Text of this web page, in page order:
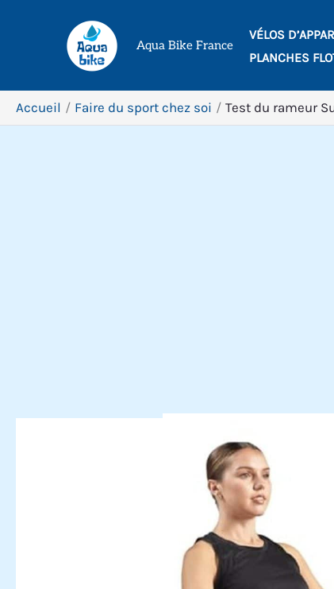
Aqua Bike France
VÉLOS
PLANCHES
Accueil Faire du sport chez soi Test du rameur